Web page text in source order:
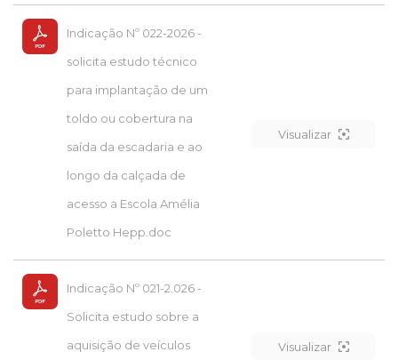
Indicação Nº 022-2026 -
solicita estudo técnico
para implantação de um
toldo ou cobertura na
saída da escadaria e ao
longo da calçada de
acesso a Escola Amélia
Poletto Hepp.doc
Visualizar
Indicação Nº 021-2.026 -
Solicita estudo sobre a
aquisição de veículos
Visualizar